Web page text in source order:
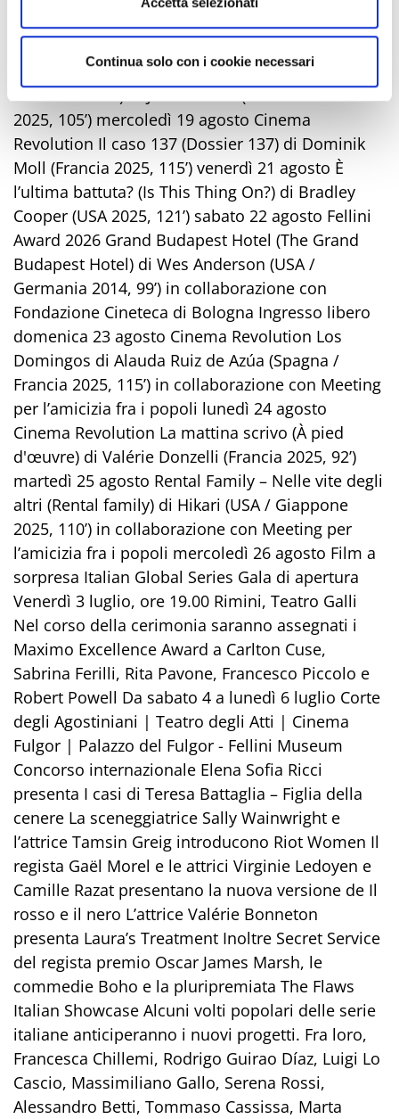
Continua solo con i cookie necessari
a Taipei (Zu?pi?z? n?hái) di Shih-Ching Tsou
Cinema Revolution Un semplice incidente (Yak
ta??dof-e s?de) di Jafar Panahi (Iran / Francia
2025, 105’) mercoledì 19 agosto Cinema
Revolution Il caso 137 (Dossier 137) di Dominik
Moll (Francia 2025, 115’) venerdì 21 agosto È
l’ultima battuta? (Is This Thing On?) di Bradley
Cooper (USA 2025, 121’) sabato 22 agosto Fellini
Award 2026 Grand Budapest Hotel (The Grand
Budapest Hotel) di Wes Anderson (USA /
Germania 2014, 99’) in collaborazione con
Fondazione Cineteca di Bologna Ingresso libero
domenica 23 agosto Cinema Revolution Los
Domingos di Alauda Ruiz de Azúa (Spagna /
Francia 2025, 115’) in collaborazione con Meeting
per l’amicizia fra i popoli lunedì 24 agosto
Cinema Revolution La mattina scrivo (À pied
d'œuvre) di Valérie Donzelli (Francia 2025, 92’)
martedì 25 agosto Rental Family – Nelle vite degli
altri (Rental family) di Hikari (USA / Giappone
2025, 110’) in collaborazione con Meeting per
l’amicizia fra i popoli mercoledì 26 agosto Film a
sorpresa Italian Global Series Gala di apertura
Venerdì 3 luglio, ore 19.00 Rimini, Teatro Galli
Nel corso della cerimonia saranno assegnati i
Maximo Excellence Award a Carlton Cuse,
Sabrina Ferilli, Rita Pavone, Francesco Piccolo e
Robert Powell Da sabato 4 a lunedì 6 luglio Corte
degli Agostiniani | Teatro degli Atti | Cinema
Fulgor | Palazzo del Fulgor - Fellini Museum
Concorso internazionale Elena Sofia Ricci
presenta I casi di Teresa Battaglia – Figlia della
cenere La sceneggiatrice Sally Wainwright e
l’attrice Tamsin Greig introducono Riot Women Il
regista Gaël Morel e le attrici Virginie Ledoyen e
Camille Razat presentano la nuova versione de Il
rosso e il nero L’attrice Valérie Bonneton
presenta Laura’s Treatment Inoltre Secret Service
del regista premio Oscar James Marsh, le
commedie Boho e la pluripremiata The Flaws
Italian Showcase Alcuni volti popolari delle serie
italiane anticiperanno i nuovi progetti. Fra loro,
Francesca Chillemi, Rodrigo Guirao Díaz, Luigi Lo
Cascio, Massimiliano Gallo, Serena Rossi,
Alessandro Betti, Tommaso Cassissa, Marta